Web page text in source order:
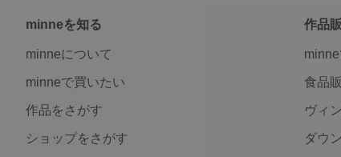
minneを知る
minneについて
minneで買いたい
作品をさがす
ショップをさがす
作品
食品
ヴィ
ダウ